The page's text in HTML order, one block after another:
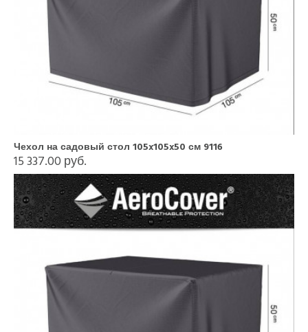
Чехол на садовый стол 105x105x50 см 9116
15 337.00 руб.